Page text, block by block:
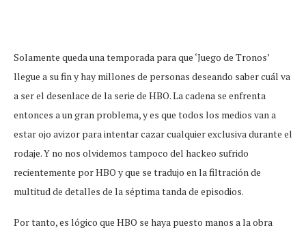
Solamente queda una temporada para que ‘Juego de Tronos’
llegue a su fin y hay millones de personas deseando saber cuál va
a ser el desenlace de la serie de HBO. La cadena se enfrenta
entonces a un gran problema, y es que todos los medios van a
estar ojo avizor para intentar cazar cualquier exclusiva durante el
rodaje. Y no nos olvidemos tampoco del hackeo sufrido
recientemente por HBO y que se tradujo en la filtración de
multitud de detalles de la séptima tanda de episodios.
Por tanto, es lógico que HBO se haya puesto manos a la obra